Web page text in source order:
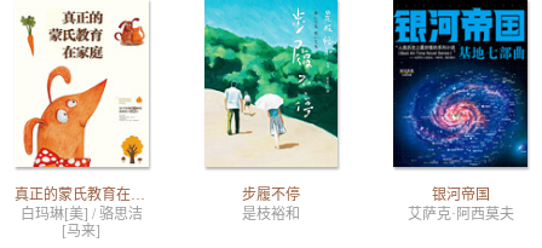
真正的蒙氏教育在家庭
白玛琳[美] / 骆思洁
[马来]
步履不停
是枝裕和
银河帝国
艾萨克·阿西莫夫